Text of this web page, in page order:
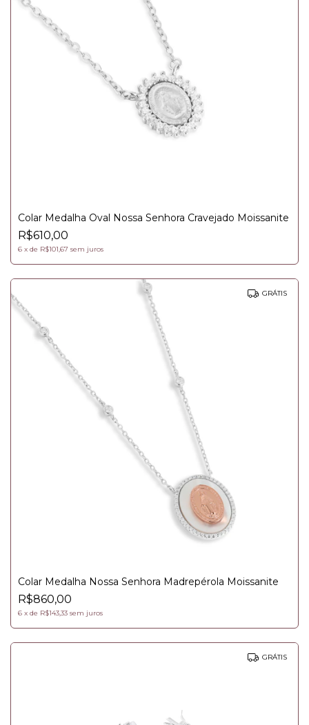
Colar Medalha Oval Nossa Senhora Cravejado Moissanite
R$610,00
6 x de R$101,67 sem juros
GRÁTIS
Colar Medalha Nossa Senhora Madrepérola Moissanite
R$860,00
6 x de R$143,33 sem juros
GRÁTIS